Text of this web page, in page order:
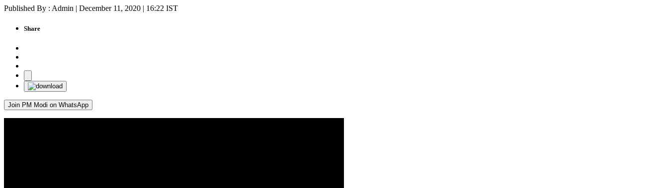
Published By : Admin | December 11, 2020 | 16:22 IST
Share
Join PM Modi on WhatsApp